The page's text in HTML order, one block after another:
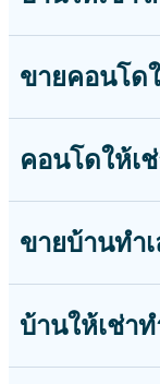
ขายบ้านทำ
บ้านให้เช่า